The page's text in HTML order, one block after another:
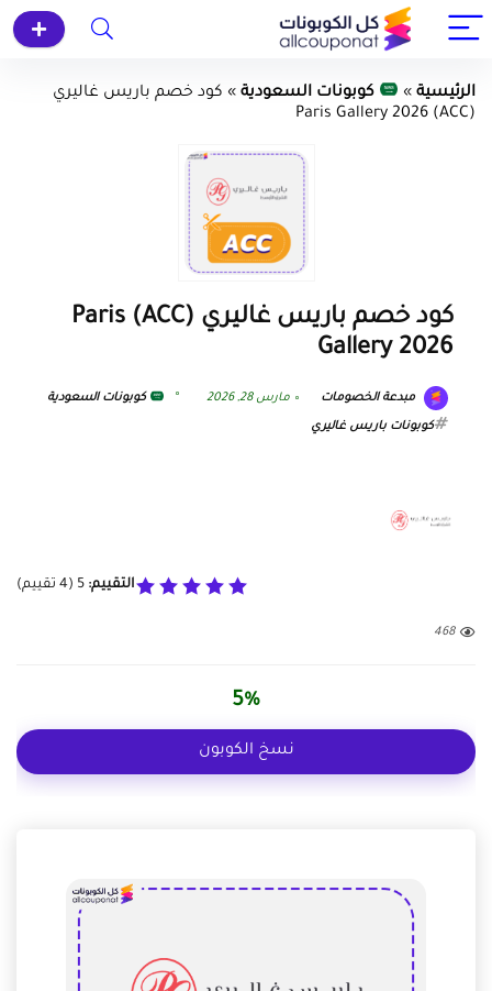
الرئيسية » كوبونات السعودية » كود خصم باريس غاليري
(ACC) Paris Gallery 2026
كود خصم باريس غاليري (ACC) Paris
Gallery 2026
مبدعة الخصومات مارس 28, 2026 كوبونات السعودية
كوبونات باريس غاليري
التقييم: 5
(
4 تقييم)
468
5%
نسخ الكوبون